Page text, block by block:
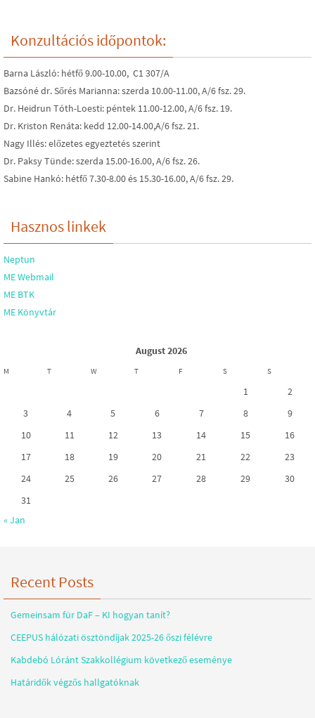
Konzultációs időpontok:
Barna László: hétfő 9.00-10.00, C1 307/A
Bazsóné dr. Sőrés Marianna: szerda 10.00-11.00, A/6 fsz. 29.
Dr. Heidrun Tóth-Loesti: péntek 11.00-12.00, A/6 fsz. 19.
Dr. Kriston Renáta: kedd 12.00-14.00,A/6 fsz. 21.
Nagy Illés: előzetes egyeztetés szerint
Dr. Paksy Tünde: szerda 15.00-16.00, A/6 fsz. 26.
Sabine Hankó: hétfő 7.30-8.00 és 15.30-16.00, A/6 fsz. 29.
Hasznos linkek
Neptun
ME Webmail
ME BTK
ME Könyvtár
August 2026
M T W T F S S
« Jan
1
2
3
4 5 6 7 8
9
10
11 12 13 14 15
16
17
18 19 20 21 22
23
24
25 26 27 28 29
30
31
Recent Posts
Gemeinsam für DaF – KI hogyan tanít?
CEEPUS hálózati ösztöndíjak 2025-26 őszi félévre
Kabdebó Lóránt Szakkollégium következő eseménye
Határidők végzős hallgatóknak